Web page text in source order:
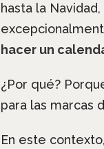
hasta la
hacer un
¿Por qué?
para las marcas
En este